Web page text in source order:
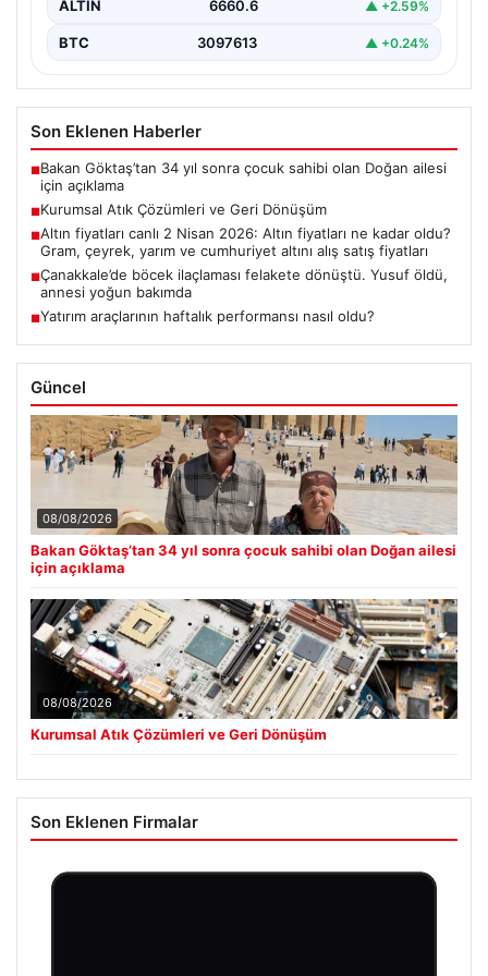
ALTIN 6660.6 ▲ +2.59%
BTC 3097613 ▲ +0.24%
Son Eklenen Haberler
■Bakan Göktaş’tan 34 yıl sonra çocuk sahibi olan Doğan ailesi
için açıklama
■Kurumsal Atık Çözümleri ve Geri Dönüşüm
■Altın fiyatları canlı 2 Nisan 2026: Altın fiyatları ne kadar oldu?
Gram, çeyrek, yarım ve cumhuriyet altını alış satış fiyatları
■Çanakkale’de böcek ilaçlaması felakete dönüştü. Yusuf öldü,
annesi yoğun bakımda
■Yatırım araçlarının haftalık performansı nasıl oldu?
Güncel
08/08/2026
Bakan Göktaş’tan 34 yıl sonra çocuk sahibi olan Doğan ailesi
için açıklama
08/08/2026
Kurumsal Atık Çözümleri ve Geri Dönüşüm
Son Eklenen Firmalar